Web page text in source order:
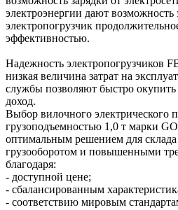
электроэнергии дают возможность
электропогрузчик
эффективностью.
Надежность электропогрузчиков
низкая величина затрат на
службы позволяют быстро окупить
доход.
Выбор вилочного электрического
грузоподъемностью 1,0 т марки
оптимальным решением для
грузооборотом и повышенными
благодаря:
- доступной цене;
- сбалансированным
- соответствию мировым